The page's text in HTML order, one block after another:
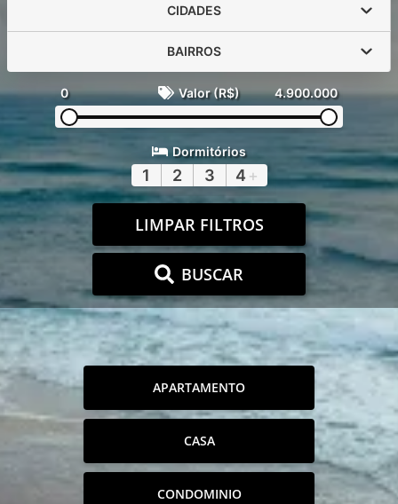
CIDADES
BAIRROS
0 Valor (R$) 4.900.000
Dormitórios
1 2 3 4 +
LIMPAR FILTROS
BUSCAR
APARTAMENTO
CASA
CONDOMINIO